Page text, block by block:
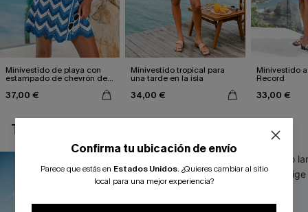
Minivestido de playa con
estampado de chevrón de
37,00 €
Minivestido tropical para
una tarde en la isla
34,00 €
Minivestido
Record
33,00 €
TAMBIÉN TE PUEDE GUSTAR
Confirma tu ubicación de envío
Parece que estás en Estados Unidos. ¿Quieres cambiar al sitio
local para una mejor experiencia?